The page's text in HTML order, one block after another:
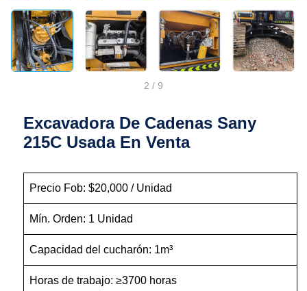
2 / 9
Excavadora De Cadenas Sany
215C Usada En Venta
Precio Fob: $20,000 / Unidad
Mín. Orden: 1 Unidad
Capacidad del cucharón: 1m³
Horas de trabajo: ≥3700 horas